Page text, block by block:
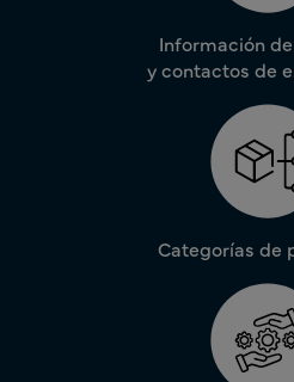
Información
y contactos de
Categorías de